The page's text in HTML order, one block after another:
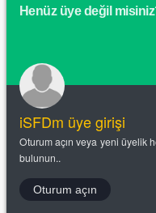
Henüz üye değil
iSFDm üye girişi
Oturum açın veya yeni üyelik
bulunun..
Oturum açın